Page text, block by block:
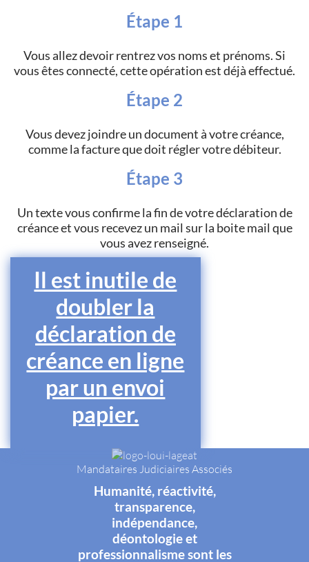
Étape 1
Vous allez devoir rentrez vos noms et prénoms. Si
vous êtes connecté, cette opération est déjà effectué.
Étape 2
Vous devez joindre un document à votre créance,
comme la facture que doit régler votre débiteur.
Étape 3
Un texte vous confirme la fin de votre déclaration de
créance et vous recevez un mail sur la boite mail que
vous avez renseigné.
Il est inutile de
doubler la
déclaration de
créance en ligne
par un envoi
papier.
Mandataires Judiciaires Associés
Humanité, réactivité,
transparence,
indépendance,
déontologie et
professionnalisme sont les